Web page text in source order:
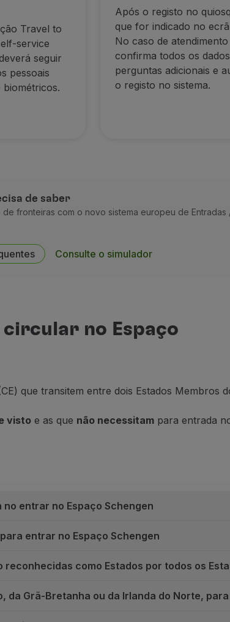
Travel to
service
seguir
pessoais
biométricos.
Após o registo no
que for indicado no
No caso de
confirma todos os
perguntas adicionais e
o registo no sistema.
de saber
fronteiras com o novo sistema europeu de Entradas
Consulte o simulador
no Espaço
que transitem entre dois Estados Membros
visto e as que não necessitam para entrada
entrar no Espaço Schengen
entrar no Espaço Schengen
como Estados por todos os
da Grã-Bretanha ou da Irlanda do Norte,